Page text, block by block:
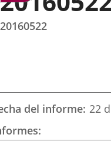
20160522
del informe 22